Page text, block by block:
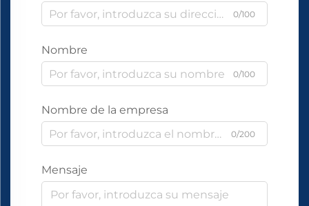
0/100
Nombre
0/100
Nombre de la empresa
0/200
Mensaje